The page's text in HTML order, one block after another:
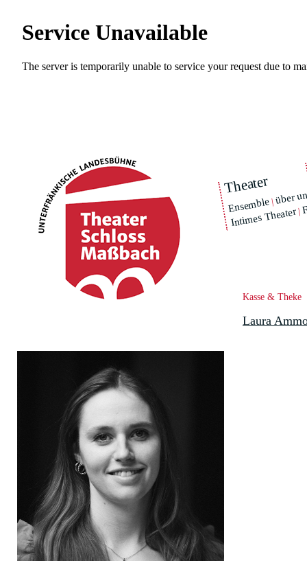
Kasse & Theke
Laura
Theater
Ensemble|über
Intimes Theater|